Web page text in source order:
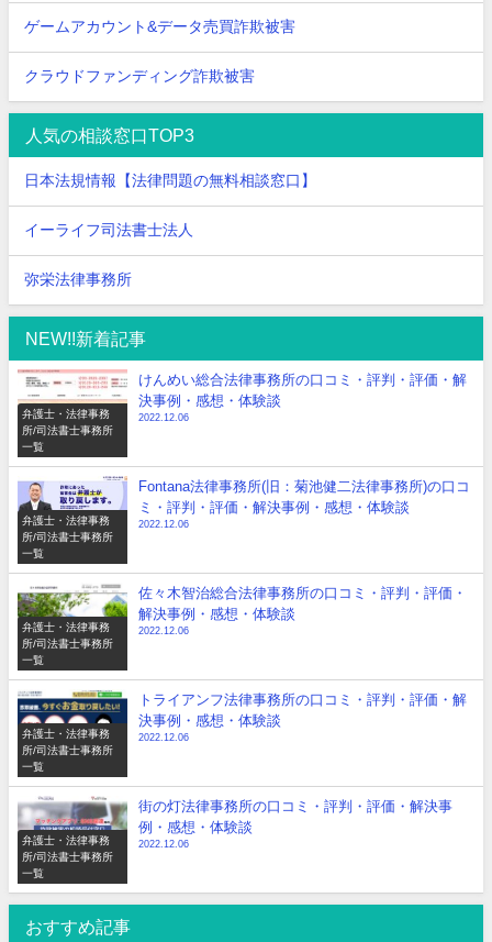
ゲームアカウント&データ売買詐欺被害
クラウドファンディング詐欺被害
人気の相談窓口TOP3
日本法規情報【法律問題の無料相談窓口】
イーライフ司法書士法人
弥栄法律事務所
NEW!!新着記事
弁護士・法律事務
所/司法書士事務所
一覧
けんめい総合法律事務所の口コミ・評判・評価・解
決事例・感想・体験談
2022.12.06
弁護士・法律事務
所/司法書士事務所
一覧
Fontana法律事務所(旧：菊池健二法律事務所)の口コ
ミ・評判・評価・解決事例・感想・体験談
2022.12.06
弁護士・法律事務
所/司法書士事務所
一覧
佐々木智治総合法律事務所の口コミ・評判・評価・
解決事例・感想・体験談
2022.12.06
弁護士・法律事務
所/司法書士事務所
一覧
トライアンフ法律事務所の口コミ・評判・評価・解
決事例・感想・体験談
2022.12.06
弁護士・法律事務
所/司法書士事務所
一覧
街の灯法律事務所の口コミ・評判・評価・解決事
例・感想・体験談
2022.12.06
おすすめ記事